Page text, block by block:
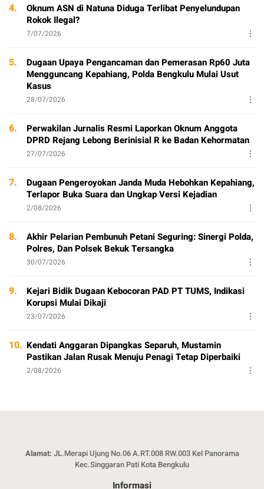
4.
Oknum ASN di Natuna Diduga Terlibat Penyelundupan
Rokok Ilegal?
7/07/2026
5.
Dugaan Upaya Pengancaman dan Pemerasan Rp60 Juta
Mengguncang Kepahiang, Polda Bengkulu Mulai Usut
Kasus
28/07/2026
6.
Perwakilan Jurnalis Resmi Laporkan Oknum Anggota
DPRD Rejang Lebong Berinisial R ke Badan Kehormatan
27/07/2026
7.
Dugaan Pengeroyokan Janda Muda Hebohkan Kepahiang,
Terlapor Buka Suara dan Ungkap Versi Kejadian
2/08/2026
8.
Akhir Pelarian Pembunuh Petani Seguring: Sinergi Polda,
Polres, Dan Polsek Bekuk Tersangka
30/07/2026
9.
Kejari Bidik Dugaan Kebocoran PAD PT TUMS, Indikasi
Korupsi Mulai Dikaji
23/07/2026
10. Kendati Anggaran Dipangkas Separuh, Mustamin
Pastikan Jalan Rusak Menuju Penagi Tetap Diperbaiki
2/08/2026
Alamat: JL.Merapi Ujung No.06 A.RT.008 RW.003 Kel Panorama
Kec.Singgaran Pati Kota Bengkulu
Informasi